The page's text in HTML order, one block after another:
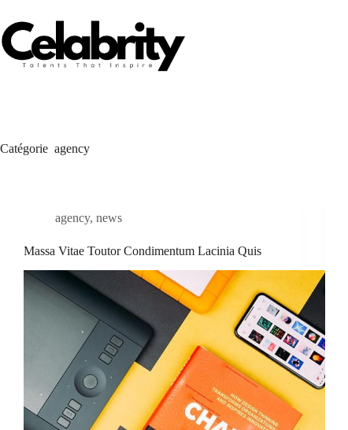
contenu
Catégorie agency
agency, news
Massa Vitae Toutor Condimentum Lacinia Quis